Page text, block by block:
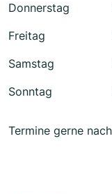
Donnerstag
Freitag
Samstag
Sonntag
Termine gerne